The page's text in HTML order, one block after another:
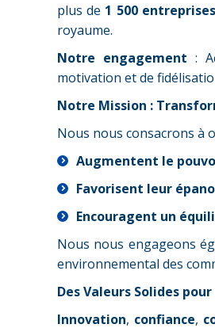
plus de 1 500
royaume.
Notre engagement :
motivation et de
Notre Mission :
Nous nous consacrons à
Augmentent le
Favorisent leur
Encouragent un
Nous nous engageons
environnemental des
Des Valeurs Solides
Innovation, confiance,